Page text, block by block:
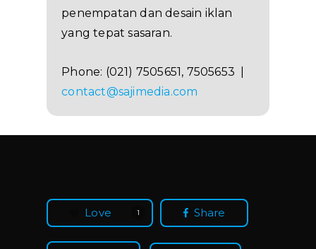
penempatan dan desain iklan
yang tepat sasaran.
Phone: (021) 7505651, 7505653 |
contact@sajimedia.com
Love 1 Share